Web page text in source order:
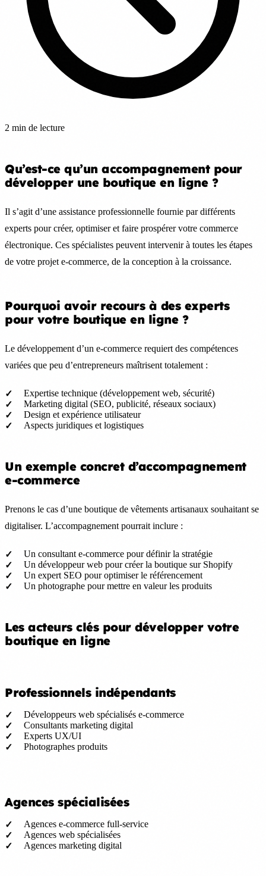
2 min de lecture
Qu’est-ce qu’un accompagnement pour
développer une boutique en ligne ?
Il s’agit d’une assistance professionnelle fournie par différents
experts pour créer, optimiser et faire prospérer votre commerce
électronique. Ces spécialistes peuvent intervenir à toutes les étapes
de votre projet e-commerce, de la conception à la croissance.
Pourquoi avoir recours à des experts
pour votre boutique en ligne ?
Le développement d’un e-commerce requiert des compétences
variées que peu d’entrepreneurs maîtrisent totalement :
Expertise technique (développement web, sécurité)
Marketing digital (SEO, publicité, réseaux sociaux)
Design et expérience utilisateur
Aspects juridiques et logistiques
Un exemple concret d’accompagnement
e-commerce
Prenons le cas d’une boutique de vêtements artisanaux souhaitant se
digitaliser. L’accompagnement pourrait inclure :
Un consultant e-commerce pour définir la stratégie
Un développeur web pour créer la boutique sur Shopify
Un expert SEO pour optimiser le référencement
Un photographe pour mettre en valeur les produits
Les acteurs clés pour développer votre
boutique en ligne
Professionnels indépendants
Développeurs web spécialisés e-commerce
Consultants marketing digital
Experts UX/UI
Photographes produits
Agences spécialisées
Agences e-commerce full-service
Agences web spécialisées
Agences marketing digital